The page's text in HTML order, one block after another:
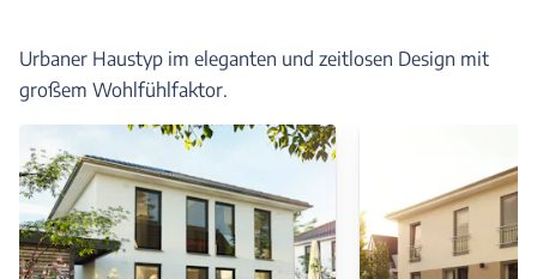
Urbaner Haustyp im eleganten und zeitlosen Design mit
großem Wohlfühlfaktor.